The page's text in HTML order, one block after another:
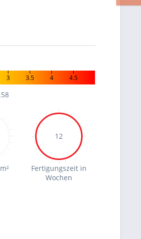
3 3.5 4 4.5
12
Fertigungszeit in
Wochen